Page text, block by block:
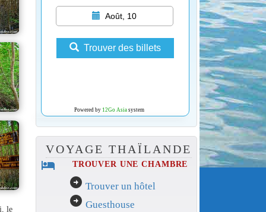
le
Août, 10
Trouver des billets
Powered by 12Go Asiasystem
VOYAGE THAÏLANDE
hotel TROUVER UNE CHAMBRE
arrow_circle_right Trouver un hôtel
arrow_circle_right Guesthouse